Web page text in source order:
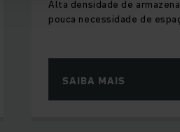
Alta densidade de
pouca necessidade de
SAIBA MAIS